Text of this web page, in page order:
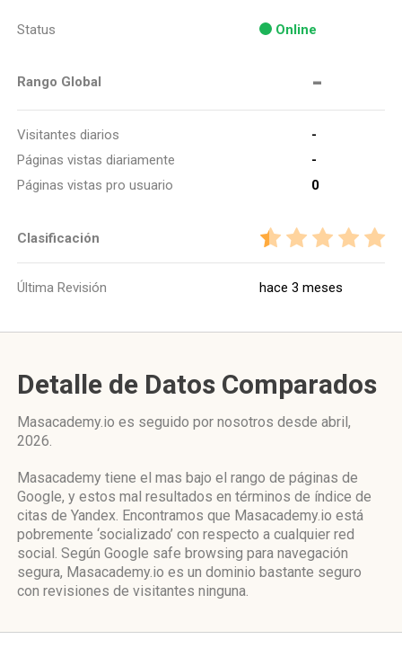
Status Online
Rango Global -
Visitantes diarios
-
Páginas vistas diariamente
-
Páginas vistas pro usuario
0
Clasificación
Última Revisión hace 3 meses
Detalle de Datos Comparados
Masacademy.io es seguido por nosotros desde abril,
2026.
Masacademy tiene el mas bajo el rango de páginas de
Google, y estos mal resultados en términos de índice de
citas de Yandex. Encontramos que Masacademy.io está
pobremente ‘socializado’ con respecto a cualquier red
social. Según Google safe browsing para navegación
segura, Masacademy.io es un dominio bastante seguro
con revisiones de visitantes ninguna.